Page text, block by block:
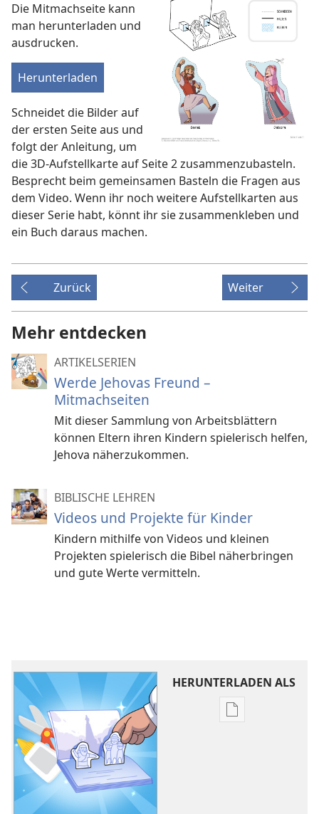
Die Mitmachseite kann
man herunterladen und
ausdrucken.
Herunterladen
Schneidet die Bilder auf
der ersten Seite aus und
folgt der Anleitung, um
die 3D-Aufstellkarte auf Seite 2 zusammenzubasteln.
Besprecht beim gemeinsamen Basteln die Fragen aus
dem Video. Wenn ihr noch weitere Aufstellkarten aus
dieser Serie habt, könnt ihr sie zusammenkleben und
ein Buch daraus machen.
Zurück Weiter
Mehr entdecken
ARTIKELSERIEN
Werde Jehovas Freund –
Mitmachseiten
Mit dieser Sammlung von Arbeitsblättern
können Eltern ihren Kindern spielerisch helfen,
Jehova näherzukommen.
BIBLISCHE LEHREN
Videos und Projekte für Kinder
Kindern mithilfe von Videos und kleinen
Projekten spielerisch die Bibel näherbringen
und gute Werte vermitteln.
HERUNTERLADEN ALS